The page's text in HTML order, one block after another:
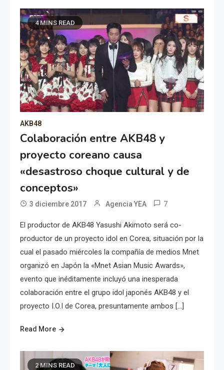
4 MINS READ
AKB48
Colaboración entre AKB48 y
proyecto coreano causa
«desastroso choque cultural y de
conceptos»
3 diciembre 2017 Agencia YEA 7
El productor de AKB48 Yasushi Akimoto será co-
productor de un proyecto idol en Corea, situación por la
cual el pasado miércoles la compañía de medios Mnet
organizó en Japón la «Mnet Asian Music Awards»,
evento que inéditamente incluyó una inesperada
colaboración entre el grupo idol japonés AKB48 y el
proyecto I.O.I de Corea, presuntamente ambos […]
Read More
2 MINS READ